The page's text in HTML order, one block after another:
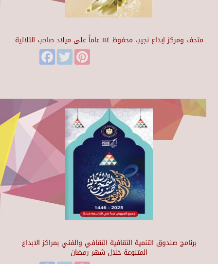
متحف ومركز إبداع نجيب محفوظ ١١٤ عاماً على ميلاد صاحب الثلاثية
FacebookTwitter
برنامج صندوق التنمية الثقافية الثقافي والفني بمراكز الابداع
المتنوعة خلال شهر رمضان